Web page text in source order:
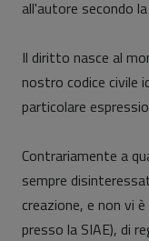
all'autore secondo
Il diritto nasce al
nostro codice civile
particolare
Contrariamente a
sempre
creazione, e non vi
presso la SIAE), di